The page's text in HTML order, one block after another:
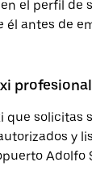
el perfil de
él antes de
que solicitas
y
Adolfo